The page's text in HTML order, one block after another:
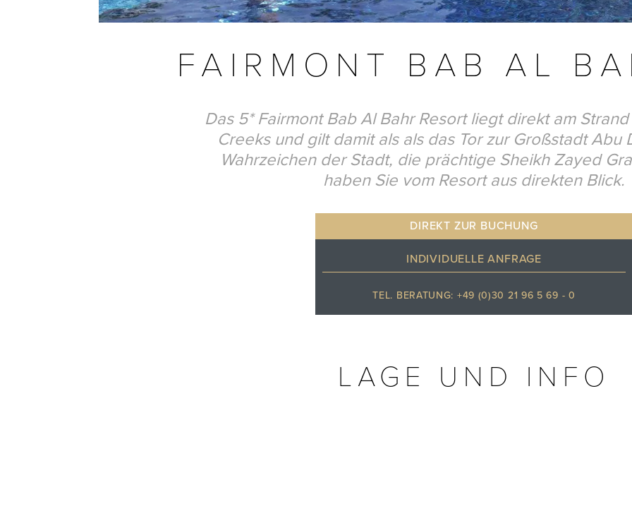
FAIRMONT BAB AL
Das 5* Fairmont Bab Al Bahr Resort liegt direkt am
Creeks und gilt damit als als das Tor zur Großstadt Abu
Wahrzeichen der Stadt, die prächtige Sheikh Zayed
haben Sie vom Resort aus direkten Blick.
DIREKT ZUR BUCHUNG
INDIVIDUELLE ANFRAGE
TEL. BERATUNG: +49 (0)30 21 96 5 69 - 0
LAGE UND INFO